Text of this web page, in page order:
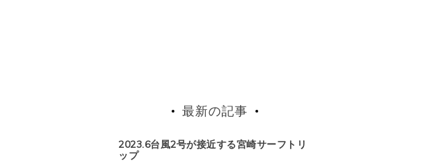
最新の記事
2023.6台風2号が接近する宮崎サーフトリ
ップ